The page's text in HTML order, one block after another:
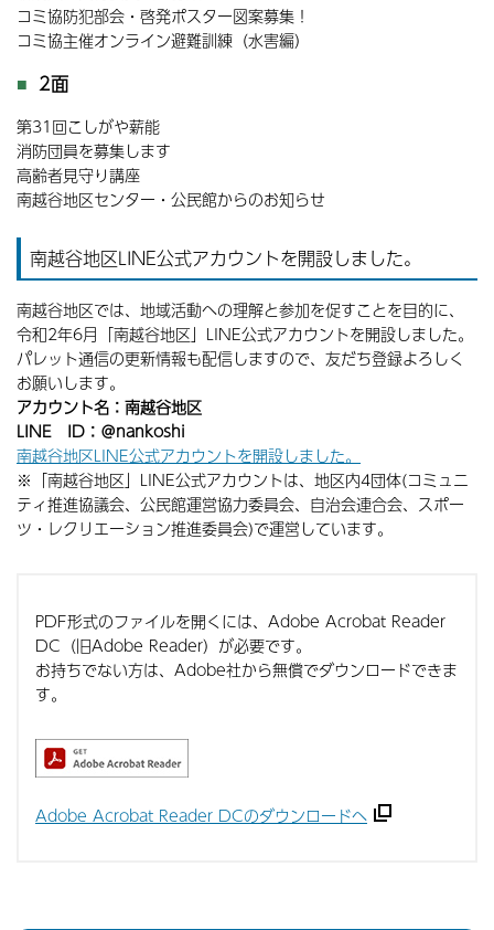
コミ協防犯部会・啓発ポスター図案募集！
コミ協主催オンライン避難訓練（水害編）
2面
第31回こしがや薪能
消防団員を募集します
高齢者見守り講座
南越谷地区センター・公民館からのお知らせ
南越谷地区LINE公式アカウントを開設しました。
南越谷地区では、地域活動への理解と参加を促すことを目的に、
令和2年6月「南越谷地区」LINE公式アカウントを開設しました。
パレット通信の更新情報も配信しますので、友だち登録よろしく
お願いします。
アカウント名：南越谷地区
LINE ID：＠nankoshi
南越谷地区LINE公式アカウントを開設しました。
※「南越谷地区」LINE公式アカウントは、地区内4団体(コミュニ
ティ推進協議会、公民館運営協力委員会、自治会連合会、スポー
ツ・レクリエーション推進委員会)で運営しています。
PDF形式のファイルを開くには、Adobe Acrobat Reader
DC（旧Adobe Reader）が必要です。
お持ちでない方は、Adobe社から無償でダウンロードできま
す。
Adobe Acrobat Reader DCのダウンロードへ